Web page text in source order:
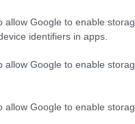
allow Google to enable
identifiers in apps.
allow Google to enable
allow Google to enable